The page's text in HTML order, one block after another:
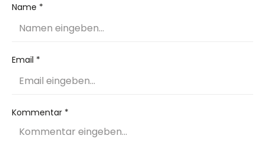
Name *
Email *
Kommentar *